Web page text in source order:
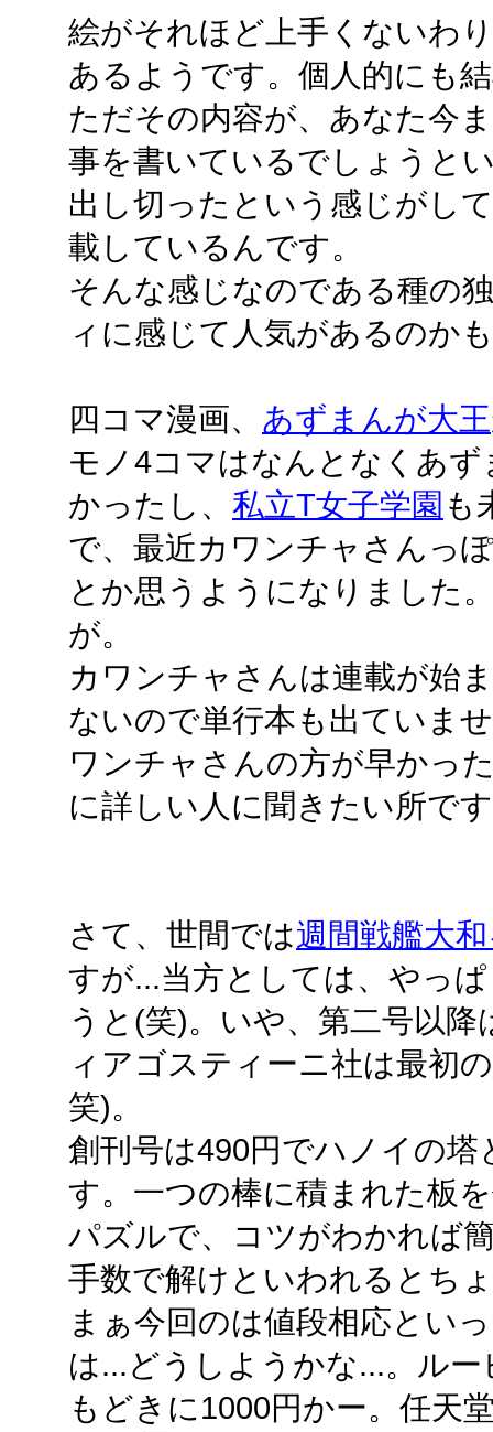
絵がそれほど上手くないわ
あるようです。個人的にも
ただその内容が、あなた今
事を書いているでしょうと
出し切ったという感じがし
載しているんです。
そんな感じなのである種の
ィに感じて人気があるのか
四コマ漫画、 あずまんが大王
モノ4コマはなんとなくあ
かったし、 私立T女子学園 も
で、最近カワンチャさんっ
とか思うようになりました
が。
カワンチャさんは連載が始
ないので単行本も出ていま
ワンチャさんの方が早かっ
に詳しい人に聞きたい所で
さて、世間では週間戦艦大
すが...当方としては、やっ
うと(笑)。いや、第二号以
ィアゴスティーニ社は最初
笑)。
創刊号は490円でハノイの
す。一つの棒に積まれた板
パズルで、コツがわかれば
手数で解けといわれるとち
まぁ今回のは値段相応とい
は...どうしようかな...。ル
もどきに1000円かー。任天